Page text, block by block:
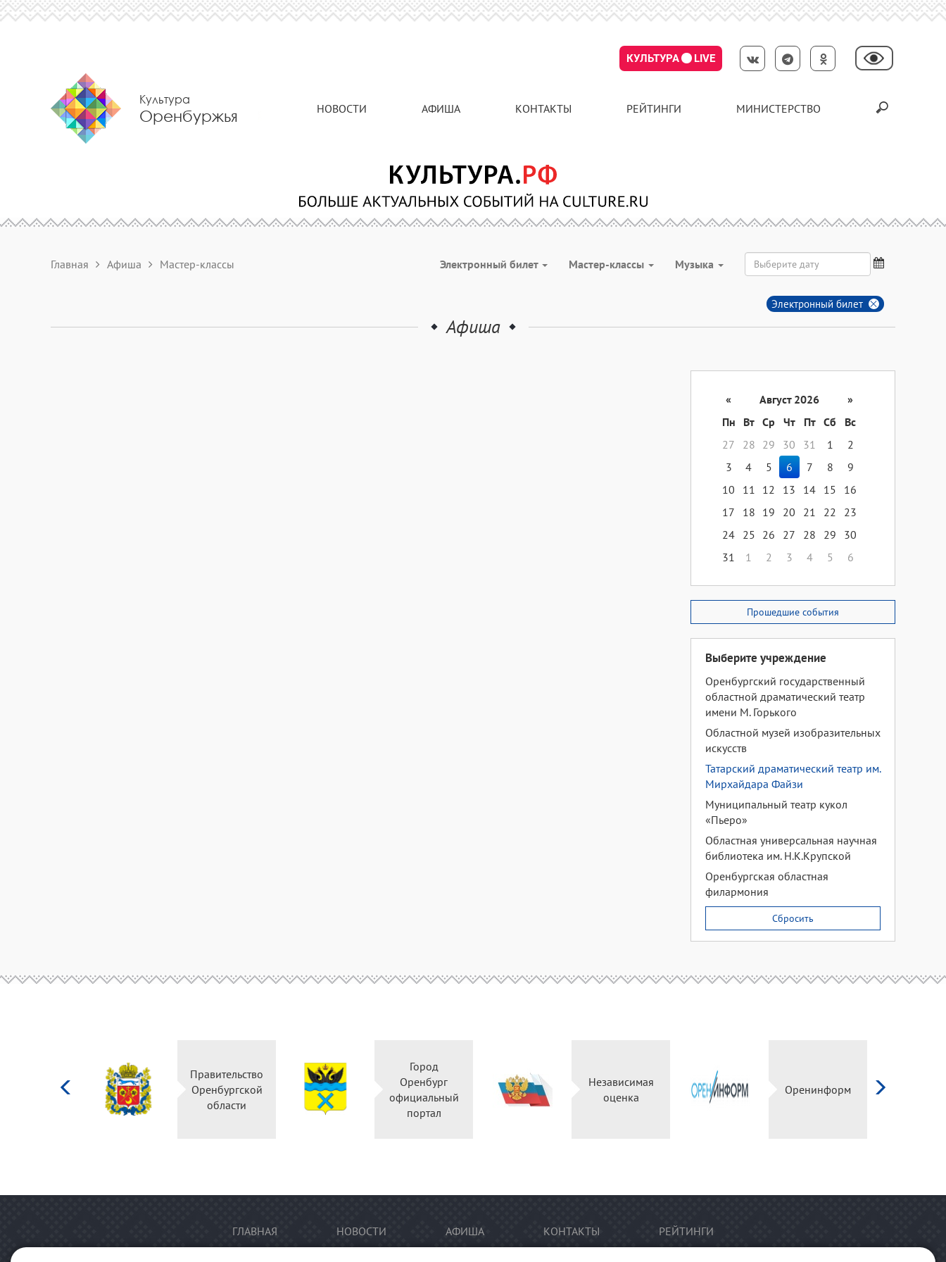
КУЛЬТУРА LIVE
Культура
Оренбуржья НОВОСТИ АФИША КОНТАКТЫ РЕЙТИНГИ МИНИСТЕРСТВО
Главная Афиша Мастер-классы Электронный билет Мастер-классы Музыка
Электронный билет
Афиша
« Август 2026
»
Пн
Вт Ср Чт Пт Сб
Вс
27
28 29 30 31 1
2
3
4 5 6 7 8
9
10
11 12 13 14 15
16
17
18 19 20 21 22
23
24 25 26 27 28 29
30
31
1 2 3 4 5 6
Прошедшие события
Выберите учреждение
Оренбургский государственный
областной драматический театр
имени М. Горького
Областной музей изобразительных
искусств
Татарский драматический театр им.
Мирхайдара Файзи
Муниципальный театр кукол
«Пьеро»
Областная универсальная научная
библиотека им. Н.К.Крупской
Оренбургская областная
филармония
Сбросить
Правительство
Оренбургской
области
Город
Оренбург
официальный
портал
Независимая
оценка
Оренинформ
ГЛАВНАЯ НОВОСТИ АФИША КОНТАКТЫ РЕЙТИНГИ